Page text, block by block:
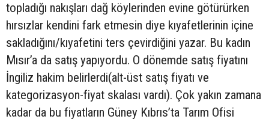
topladığı nakışları dağ köylerinden evine götürürken
hırsızlar kendini fark etmesin diye kıyafetlerinin içine
sakladığını/kıyafetini ters çevirdiğini yazar. Bu kadın
Mısır’a da satış yapıyordu. O dönemde satış fiyatını
İngiliz hakim belirlerdi(alt-üst satış fiyatı ve
kategorizasyon-fiyat skalası vardı). Çok yakın zamana
kadar da bu fiyatların Güney Kıbrıs’ta Tarım Ofisi